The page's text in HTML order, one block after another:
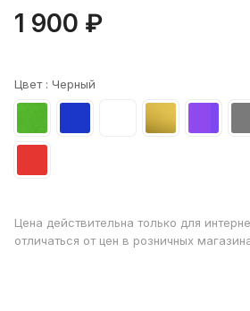
1 900 ₽
Цвет : Черный
Цена действительна только для
отличаться от цен в розничных